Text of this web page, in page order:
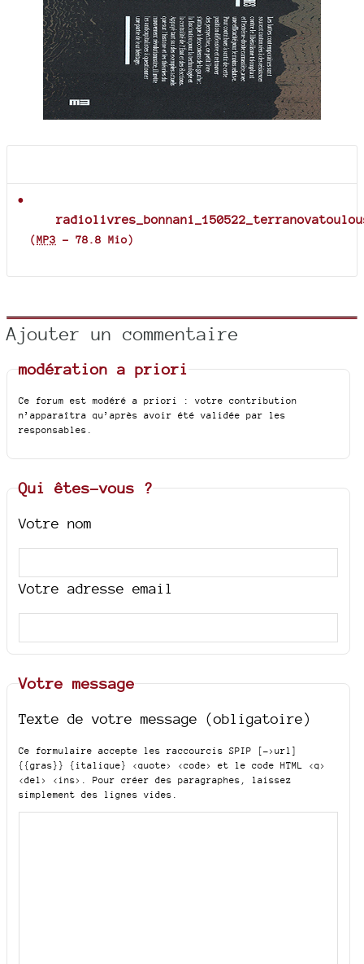
(MP3 - 78.8 Mio)
Ajouter un commentaire
modération a priori
Ce forum est modéré a priori : votre contribution
n’apparaîtra qu’après avoir été validée par les
responsables.
Qui êtes-vous ?
Votre nom
Votre adresse email
Votre message
Texte de votre message (obligatoire)
Ce formulaire accepte les raccourcis SPIP
[->url]
{{gras}} {italique} <quote> <code>
et le code HTML <q>
<del> <ins>
. Pour créer des paragraphes, laissez
simplement des lignes vides.